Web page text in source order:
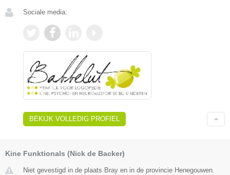
Sociale media:
BEKIJK VOLLEDIG PROFIEL
Kine Funktionals (Nick de Backer)
Niet gevestigd in de plaats Bray en in de provincie Henegouwen.